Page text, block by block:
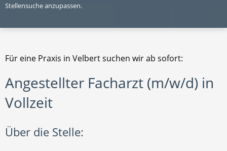
Stellensuche anzupassen.
Für eine Praxis in Velbert suchen wir ab sofort:
Angestellter Facharzt (m/w/d) in
Vollzeit
Über die Stelle: